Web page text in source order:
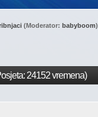
(Moderator: babyboom
24152 vremena)